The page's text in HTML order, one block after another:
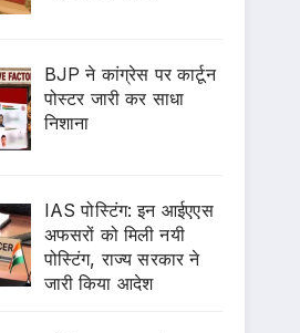
BJP ने कांग्रेस पर कार्टून
पोस्टर जारी कर साधा
निशाना
IAS पोस्टिंग: इन आईएएस
अफसरों को मिली नयी
पोस्टिंग, राज्य सरकार ने
जारी किया आदेश